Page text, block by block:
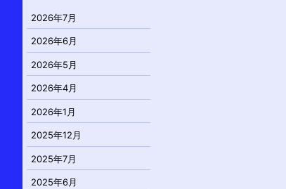
2026年7月
2026年6月
2026年5月
2026年4月
2026年1月
2025年12月
2025年7月
2025年6月